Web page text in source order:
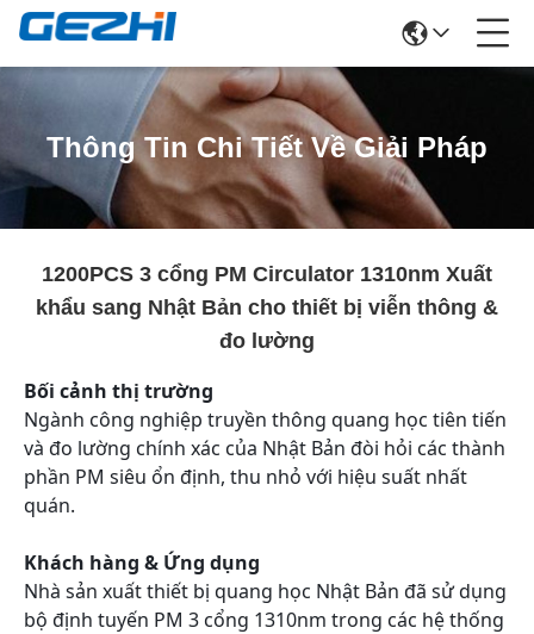
Thông Tin Chi Tiết Về Giải Pháp
1200PCS 3 cổng PM Circulator 1310nm Xuất
khẩu sang Nhật Bản cho thiết bị viễn thông &
đo lường
Bối cảnh thị trường
Ngành công nghiệp truyền thông quang học tiên tiến
và đo lường chính xác của Nhật Bản đòi hỏi các thành
phần PM siêu ổn định, thu nhỏ với hiệu suất nhất
quán.
Khách hàng & Ứng dụng
Nhà sản xuất thiết bị quang học Nhật Bản đã sử dụng
bộ định tuyến PM 3 cổng 1310nm trong các hệ thống